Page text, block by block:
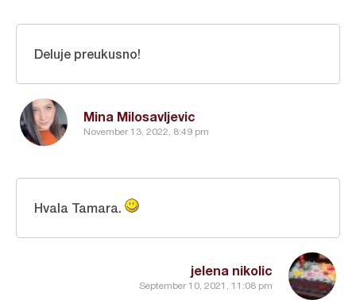
Mina Milosavljevic
November 13, 2022, 8:49 pm
Deluje preukusno!
jelena nikolic
September 10, 2021, 11:08 pm
Hvala Tamara.